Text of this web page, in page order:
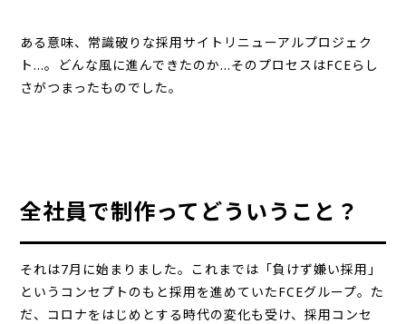
ある意味、常識破りな採用サイトリニューアルプロジェク
ト…。どんな風に進んできたのか…そのプロセスはFCEらし
さがつまったものでした。
全社員で制作ってどういうこと？
それは7月に始まりました。これまでは「負けず嫌い採用」
というコンセプトのもと採用を進めていたFCEグループ。た
だ、コロナをはじめとする時代の変化も受け、採用コンセ